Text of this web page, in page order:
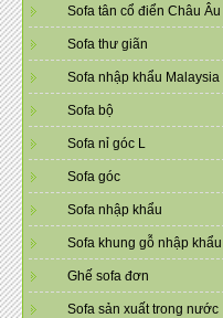
Sofa tân cổ điển Châu Âu
Sofa thư giãn
Sofa nhập khẩu Malaysia
Sofa bộ
Sofa nỉ góc L
Sofa góc
Sofa nhập khẩu
Sofa khung gỗ nhập khẩu
Ghế sofa đơn
Sofa sản xuất trong nước